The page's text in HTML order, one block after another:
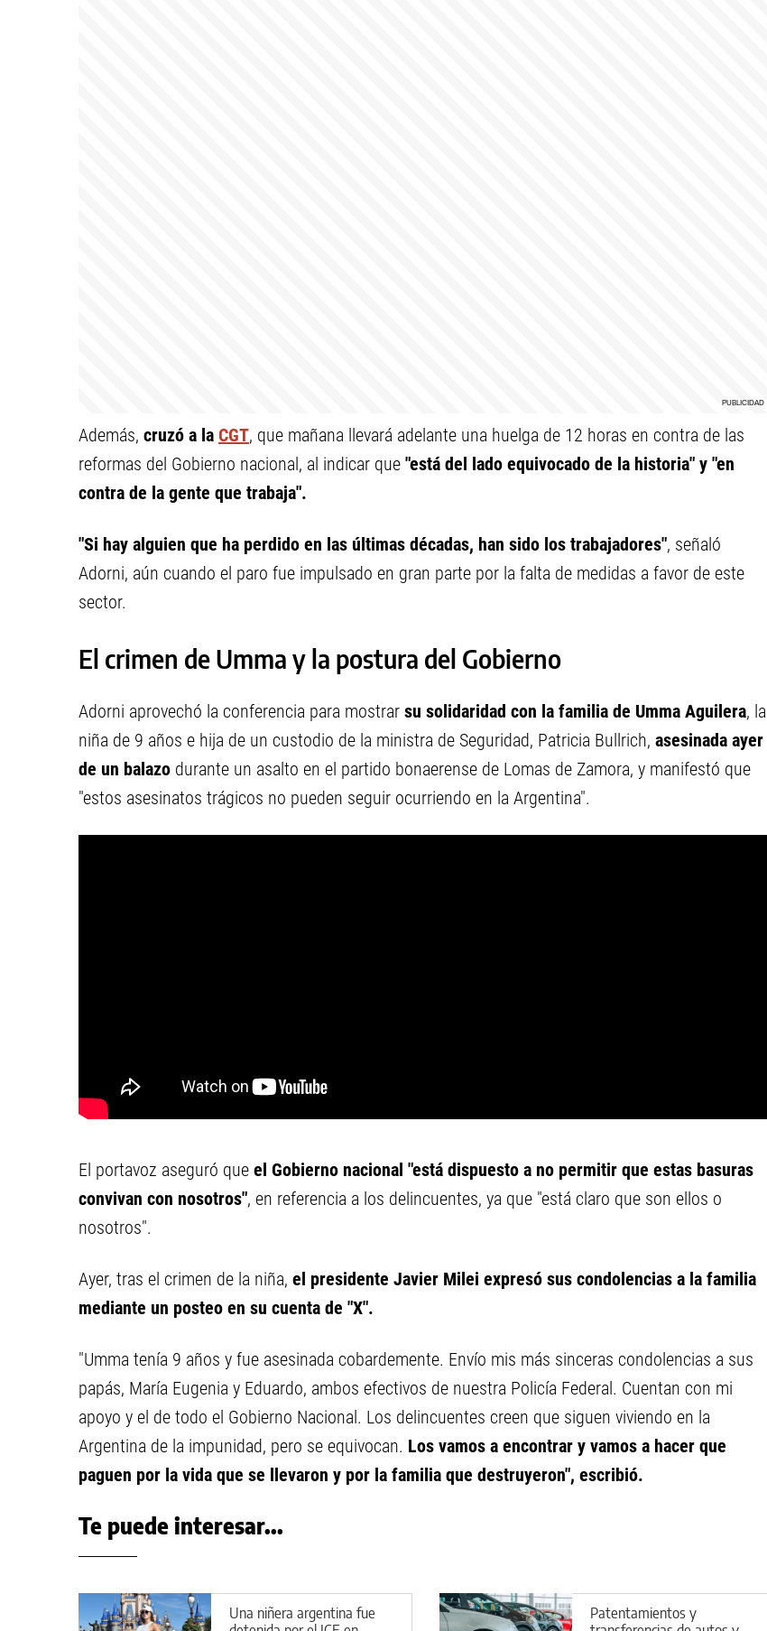
Además, cruzó a la CGT, que mañana llevará adelante una huelga de 12 horas en contra de las
reformas del Gobierno nacional, al indicar que "está del lado equivocado de la historia" y "en
contra de la gente que trabaja".
"Si hay alguien que ha perdido en las últimas décadas, han sido los trabajadores", señaló
Adorni, aún cuando el paro fue impulsado en gran parte por la falta de medidas a favor de este
sector.
El crimen de Umma y la postura del Gobierno
Adorni aprovechó la conferencia para mostrar su solidaridad con la familia de Umma Aguilera, la
niña de 9 años e hija de un custodio de la ministra de Seguridad, Patricia Bullrich, asesinada ayer
de un balazo durante un asalto en el partido bonaerense de Lomas de Zamora, y manifestó que
"estos asesinatos trágicos no pueden seguir ocurriendo en la Argentina".
El portavoz aseguró que el Gobierno nacional "está dispuesto a no permitir que estas basuras
convivan con nosotros", en referencia a los delincuentes, ya que "está claro que son ellos o
nosotros".
Ayer, tras el crimen de la niña, el presidente Javier Milei expresó sus condolencias a la familia
mediante un posteo en su cuenta de "X".
"Umma tenía 9 años y fue asesinada cobardemente. Envío mis más sinceras condolencias a sus
papás, María Eugenia y Eduardo, ambos efectivos de nuestra Policía Federal. Cuentan con mi
apoyo y el de todo el Gobierno Nacional. Los delincuentes creen que siguen viviendo en la
Argentina de la impunidad, pero se equivocan. Los vamos a encontrar y vamos a hacer que
paguen por la vida que se llevaron y por la familia que destruyeron", escribió.
Te puede interesar...
Una niñera argentina fue
Patentamientos y